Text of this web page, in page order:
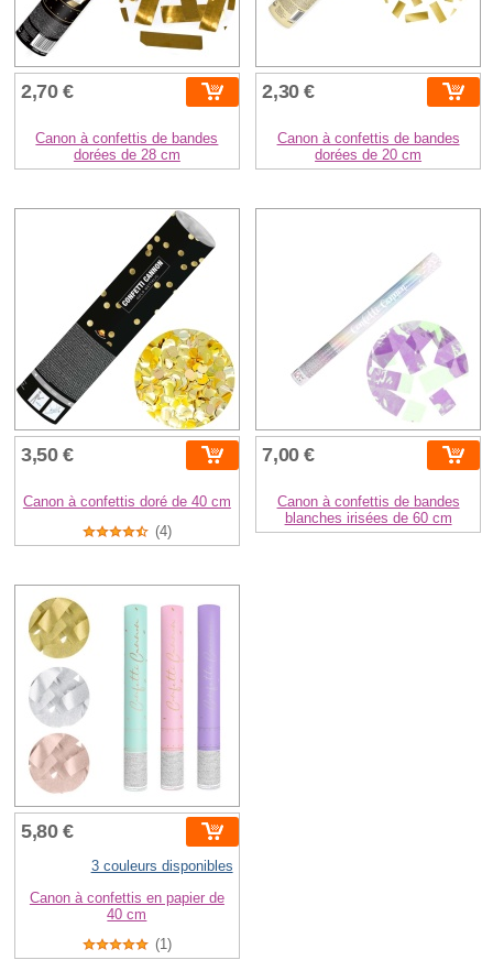
2,70 €
Canon à confettis de bandes
dorées de 28 cm
2,30 €
Canon à confettis de bandes
dorées de 20 cm
3,50 €
Canon à confettis doré de 40 cm
(4)
7,00 €
Canon à confettis de bandes
blanches irisées de 60 cm
5,80 €
3 couleurs disponibles
Canon à confettis en papier de
40 cm
(1)